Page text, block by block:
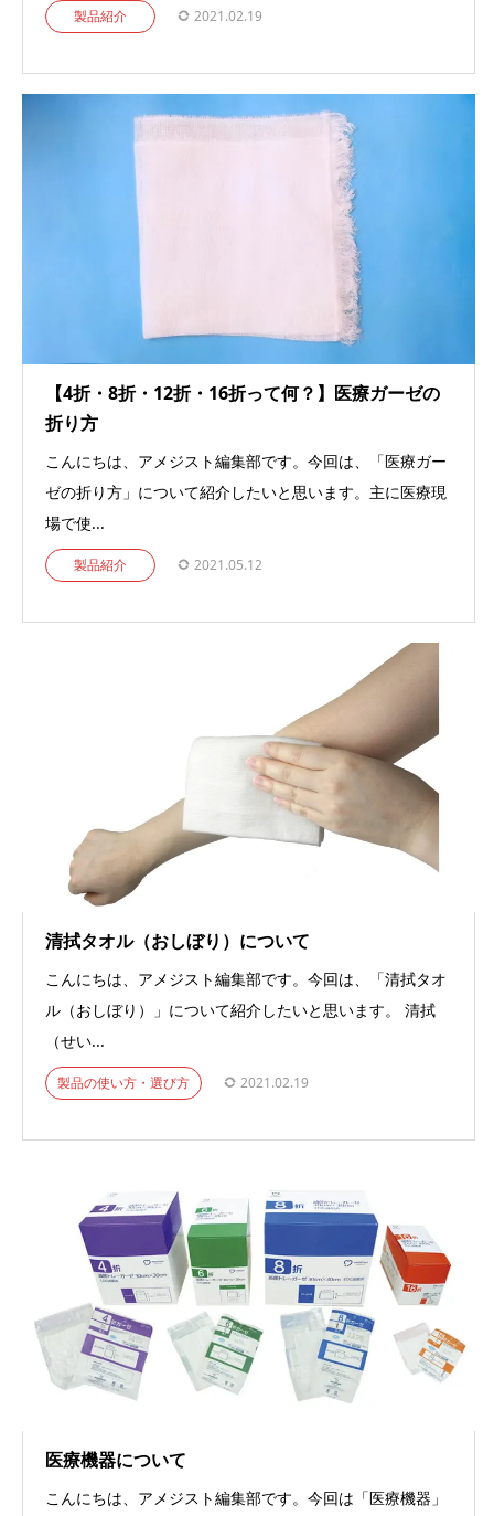
製品紹介 2021.02.19
【4折・8折・12折・16折って何？】医療ガーゼの
折り方
こんにちは、アメジスト編集部です。今回は、「医療ガー
ゼの折り方」について紹介したいと思います。主に医療現
場で使...
製品紹介 2021.05.12
清拭タオル（おしぼり）について
こんにちは、アメジスト編集部です。今回は、「清拭タオ
ル（おしぼり）」について紹介したいと思います。 清拭
（せい...
製品の使い方・選び方 2021.02.19
医療機器について
こんにちは、アメジスト編集部です。今回は「医療機器」